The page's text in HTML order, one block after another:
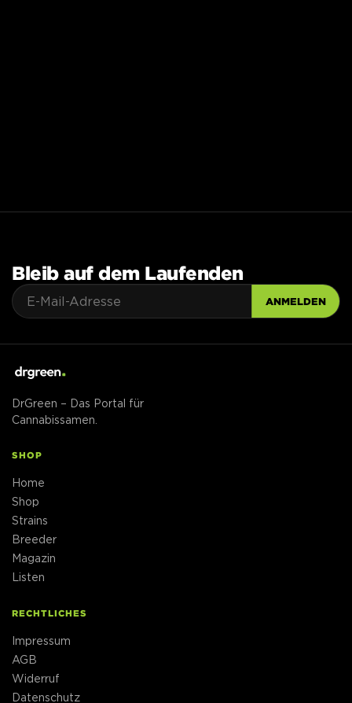
Bleib auf dem Laufenden
ANMELDEN
DrGreen – Das Portal für
Cannabissamen.
SHOP
Home
Shop
Strains
Breeder
Magazin
Listen
RECHTLICHES
Impressum
AGB
Widerruf
Datenschutz